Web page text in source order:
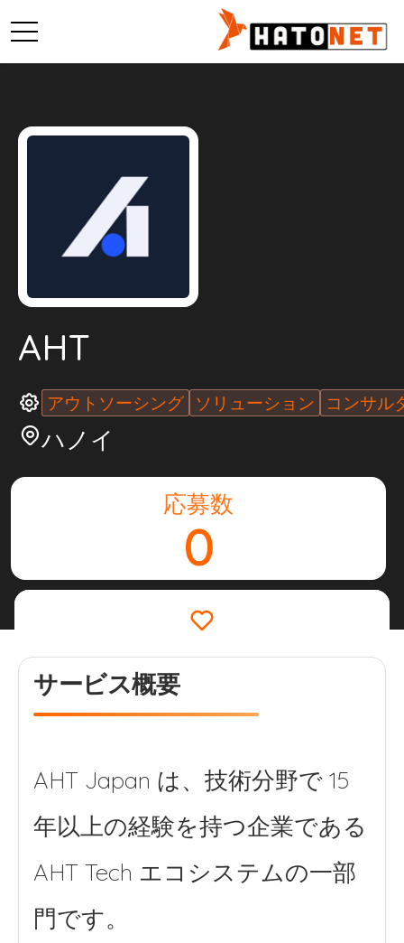
AHT
アウトソーシング ソリューション コンサル
ハノイ
応募数
0
引用を要求
サービス概要
AHT Japan は、技術分野で 15
年以上の経験を持つ企業である
AHT Tech エコシステムの一部
門です。